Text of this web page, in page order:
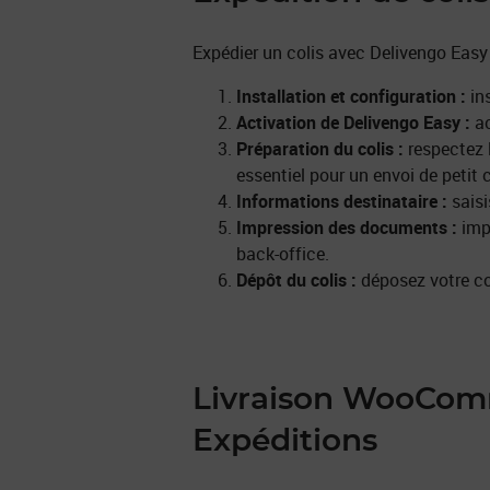
Expédier un colis avec Delivengo
Installation et configuration :
Activation de Delivengo Easy :
Préparation du colis : respectez
essentiel pour un envoi de
Informations destinataire :
Impression des documents :
back-office.
Dépôt du colis : déposez votre
Livraison
Expéditions